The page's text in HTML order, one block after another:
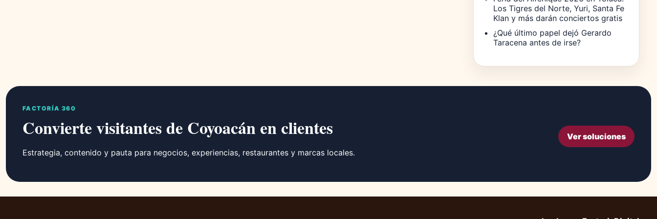
Los Tigres del Norte, Yuri, Santa Fe
Klan y más darán conciertos gratis
¿Qué último papel dejó Gerardo
Taracena antes de irse?
FACTORÍA 360
Convierte visitantes de Coyoacán en clientes
Estrategia, contenido y pauta para negocios, experiencias, restaurantes y marcas locales.
Ver soluciones